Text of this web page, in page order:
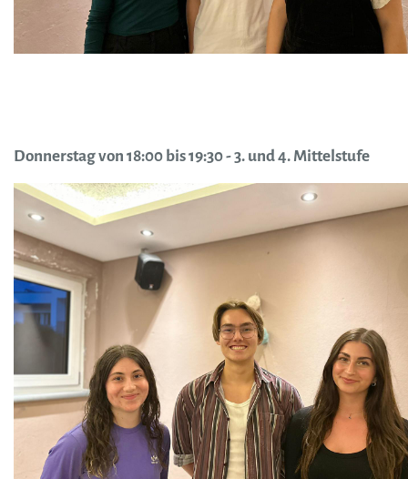
Donnerstag von 18:00 bis 19:30 - 3. und 4. Mittelstufe